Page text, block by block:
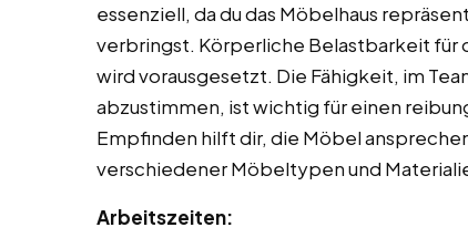
essenziell, da du das Möbelhaus
verbringst. Körperliche Belastbarkeit für
wird vorausgesetzt. Die Fähigkeit, im
abzustimmen, ist wichtig für einen
Empfinden hilft dir, die Möbel
verschiedener Möbeltypen und
Arbeitszeiten: